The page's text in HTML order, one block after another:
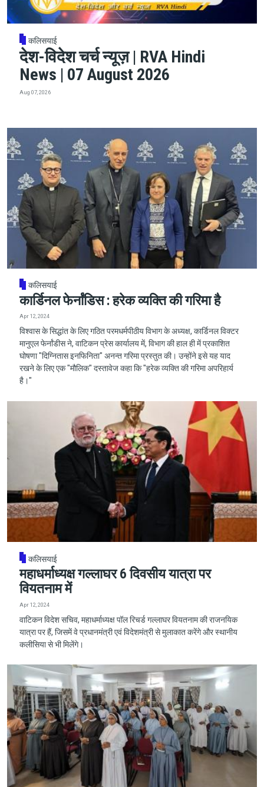
कलिसयाई
देश-विदेश चर्च न्यूज़ | RVA Hindi
News | 07 August 2026
Aug 07, 2026
कलिसयाई
कार्डिनल फेर्नांडिस : हरेक व्यक्ति की गरिमा है
Apr 12, 2024
विश्वास के सिद्धांत के लिए गठित परमधर्मपीठीय विभाग के अध्यक्ष, कार्डिनल विक्टर
मानुएल फेर्नांडीस ने, वाटिकन प्रेस कार्यालय में, विभाग की हाल ही में प्रकाशित
घोषणा "दिग्नितास इनफिनिता" अनन्त गरिमा प्रस्तुत की। उन्होंने इसे यह याद
रखने के लिए एक "मौलिक" दस्तावेज कहा कि "हरेक व्यक्ति की गरिमा अपरिहार्य
है।"
कलिसयाई
महाधर्माध्यक्ष गल्लाघर 6 दिवसीय यात्रा पर
वियतनाम में
Apr 12, 2024
वाटिकन विदेश सचिव, महाधर्माध्यक्ष पॉल रिचर्ड गल्लाघर वियतनाम की राजनयिक
यात्रा पर हैं, जिसमें वे प्रधानमंत्री एवं विदेशमंत्री से मुलाकात करेंगे और स्थानीय
कलीसिया से भी मिलेंगे।